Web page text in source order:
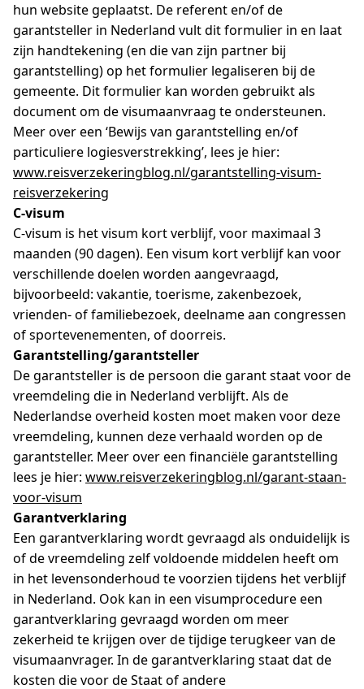
hun website geplaatst. De referent en/of de
garantsteller in Nederland vult dit formulier in en laat
zijn handtekening (en die van zijn partner bij
garantstelling) op het formulier legaliseren bij de
gemeente. Dit formulier kan worden gebruikt als
document om de visumaanvraag te ondersteunen.
Meer over een ‘Bewijs van garantstelling en/of
particuliere logiesverstrekking’, lees je hier:
www.reisverzekeringblog.nl/garantstelling-visum-
reisverzekering
C-visum
C-visum is het visum kort verblijf, voor maximaal 3
maanden (90 dagen). Een visum kort verblijf kan voor
verschillende doelen worden aangevraagd,
bijvoorbeeld: vakantie, toerisme, zakenbezoek,
vrienden- of familiebezoek, deelname aan congressen
of sportevenementen, of doorreis.
Garantstelling/garantsteller
De garantsteller is de persoon die garant staat voor de
vreemdeling die in Nederland verblijft. Als de
Nederlandse overheid kosten moet maken voor deze
vreemdeling, kunnen deze verhaald worden op de
garantsteller. Meer over een financiële garantstelling
lees je hier: www.reisverzekeringblog.nl/garant-staan-
voor-visum
Garantverklaring
Een garantverklaring wordt gevraagd als onduidelijk is
of de vreemdeling zelf voldoende middelen heeft om
in het levensonderhoud te voorzien tijdens het verblijf
in Nederland. Ook kan in een visumprocedure een
garantverklaring gevraagd worden om meer
zekerheid te krijgen over de tijdige terugkeer van de
visumaanvrager. In de garantverklaring staat dat de
kosten die voor de Staat of andere